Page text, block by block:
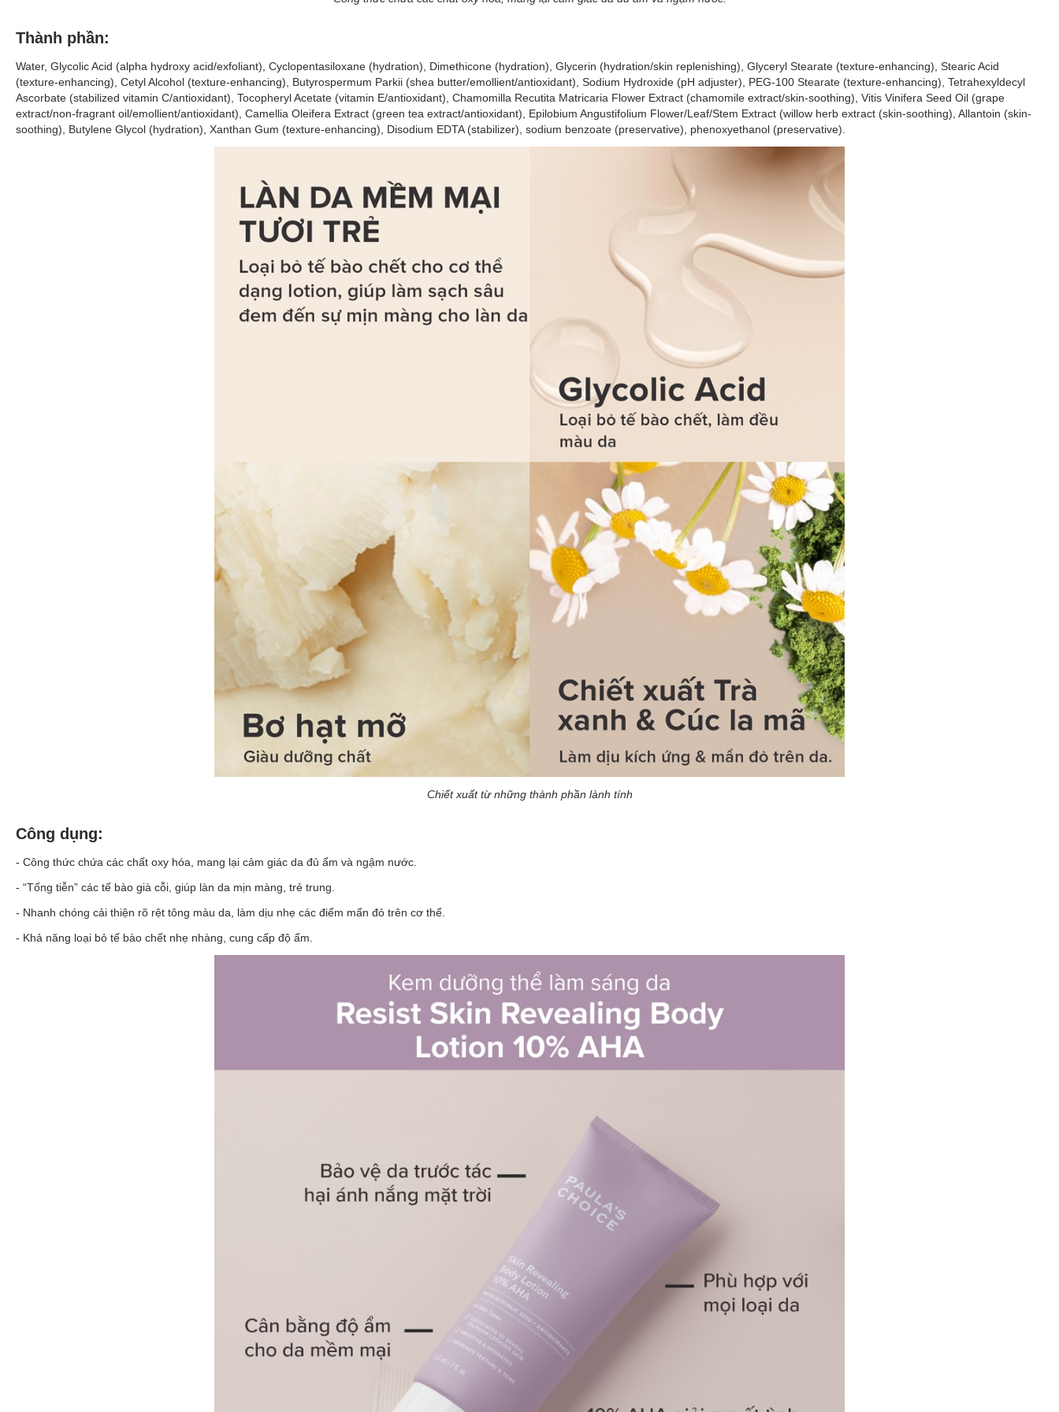
Thành phần:
Water, Glycolic Acid (alpha hydroxy acid/exfoliant), Cyclopentasiloxane (hydration), Dimethicone (hydration), Glycerin (hydration/skin replenishing), Glyceryl Stearate (texture-enhancing), Stearic Acid
(texture-enhancing), Cetyl Alcohol (texture-enhancing), Butyrospermum Parkii (shea butter/emollient/antioxidant), Sodium Hydroxide (pH adjuster), PEG-100 Stearate (texture-enhancing), Tetrahexyldecyl
Ascorbate (stabilized vitamin C/antioxidant), Tocopheryl Acetate (vitamin E/antioxidant), Chamomilla Recutita Matricaria Flower Extract (chamomile extract/skin-soothing), Vitis Vinifera Seed Oil (grape
extract/non-fragrant oil/emollient/antioxidant), Camellia Oleifera Extract (green tea extract/antioxidant), Epilobium Angustifolium Flower/Leaf/Stem Extract (willow herb extract (skin-soothing), Allantoin (skin-
soothing), Butylene Glycol (hydration), Xanthan Gum (texture-enhancing), Disodium EDTA (stabilizer), sodium benzoate (preservative), phenoxyethanol (preservative).
Chiết xuất từ những thành phần lành tính
Công dụng:
- Công thức chứa các chất oxy hóa, mang lại cảm giác da đủ ẩm và ngậm nước.
- “Tống tiễn” các tế bào già cỗi, giúp làn da mịn màng, trẻ trung.
- Nhanh chóng cải thiện rõ rệt tông màu da, làm dịu nhẹ các điểm mẩn đỏ trên cơ thể.
- Khả năng loại bỏ tế bào chết nhẹ nhàng, cung cấp độ ẩm.